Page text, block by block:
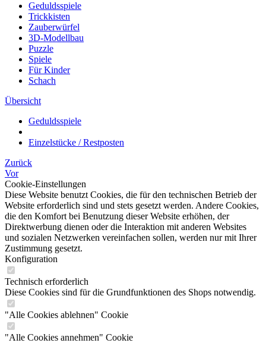
Geduldsspiele
Trickkisten
Zauberwürfel
3D-Modellbau
Puzzle
Spiele
Für Kinder
Schach
Übersicht
Geduldsspiele
Einzelstücke / Restposten
Zurück
Vor
Cookie-Einstellungen
Diese Website benutzt Cookies, die für den technischen Betrieb der
Website erforderlich sind und stets gesetzt werden. Andere Cookies,
die den Komfort bei Benutzung dieser Website erhöhen, der
Direktwerbung dienen oder die Interaktion mit anderen Websites
und sozialen Netzwerken vereinfachen sollen, werden nur mit Ihrer
Zustimmung gesetzt.
Konfiguration
Technisch erforderlich
Diese Cookies sind für die Grundfunktionen des Shops notwendig.
"Alle Cookies ablehnen" Cookie
"Alle Cookies annehmen" Cookie